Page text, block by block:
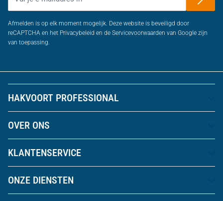
Afmelden is op elk moment mogelijk. Deze website is beveiligd door
reCAPTCHA en het Privacybeleid en de Servicevoorwaarden van Google zijn
van toepassing.
HAKVOORT PROFESSIONAL
OVER ONS
KLANTENSERVICE
ONZE DIENSTEN